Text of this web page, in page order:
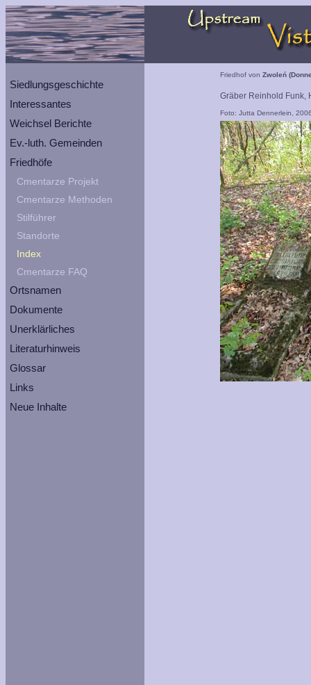
Siedlungsgeschichte
Interessantes
Weichsel Berichte
Ev.-luth. Gemeinden
Friedhöfe
Cmentarze Projekt
Cmentarze Methoden
Stilführer
Standorte
Index
Cmentarze FAQ
Ortsnamen
Dokumente
Unerklärliches
Literaturhinweis
Glossar
Links
Neue Inhalte
Friedhof von Zwoleń
Gräber Reinhold Funk,
Foto: Jutta Dennerlein,